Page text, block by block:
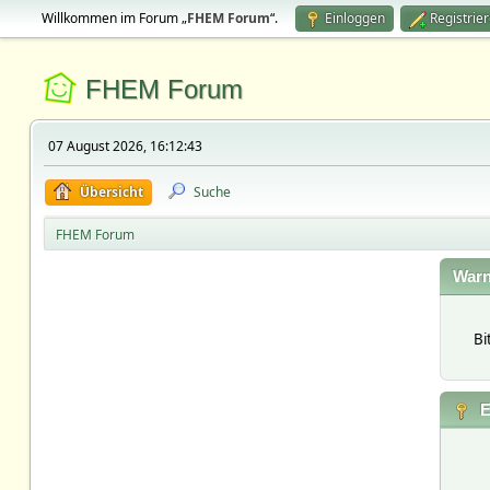
Willkommen im Forum „FHEM Forum“. Einloggen
FHEM Forum
07 August 2026, 16:12:43
Übersicht Suche
FHEM Forum